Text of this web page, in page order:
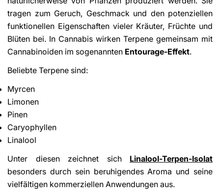
tragen zum Geruch, Geschmack und den potenziellen
funktionellen Eigenschaften vieler Kräuter, Früchte und
Blüten bei. In Cannabis wirken Terpene gemeinsam mit
Cannabinoiden im sogenannten Entourage-Effekt.
Beliebte Terpene sind:
Myrcen
Limonen
Pinen
Caryophyllen
Linalool
Unter diesen zeichnet sich Linalool-Terpen-Isolat
besonders durch sein beruhigendes Aroma und seine
vielfältigen kommerziellen Anwendungen aus.